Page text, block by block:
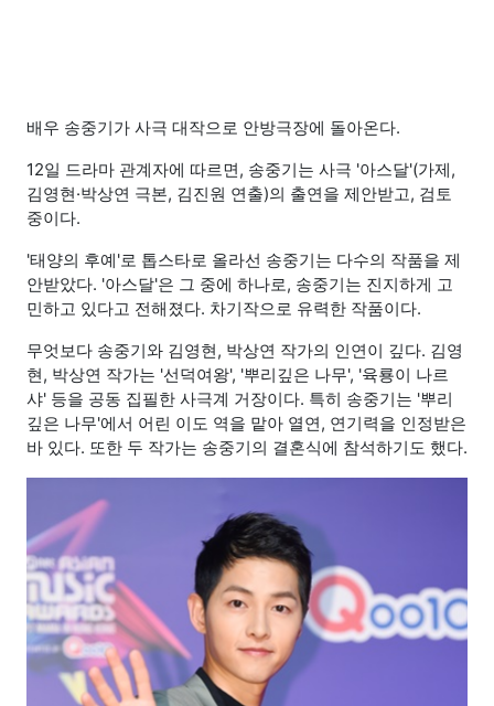
배우 송중기가 사극 대작으로 안방극장에 돌아온다.
12일 드라마 관계자에 따르면, 송중기는 사극 '아스달'(가제,
김영현·박상연 극본, 김진원 연출)의 출연을 제안받고, 검토
중이다.
'태양의 후예'로 톱스타로 올라선 송중기는 다수의 작품을 제
안받았다. '아스달'은 그 중에 하나로, 송중기는 진지하게 고
민하고 있다고 전해졌다. 차기작으로 유력한 작품이다.
무엇보다 송중기와 김영현, 박상연 작가의 인연이 깊다. 김영
현, 박상연 작가는 '선덕여왕', '뿌리깊은 나무', '육룡이 나르
샤' 등을 공동 집필한 사극계 거장이다. 특히 송중기는 '뿌리
깊은 나무'에서 어린 이도 역을 맡아 열연, 연기력을 인정받은
바 있다. 또한 두 작가는 송중기의 결혼식에 참석하기도 했다.